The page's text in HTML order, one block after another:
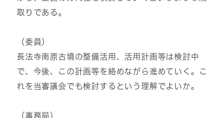
取りである。
（委員）
長法寺南原古墳の整備活用、活用計画等は検討中
で、今後、この計画等を絡めながら進めていく。こ
れを当審議会でも検討するという理解でよいか。
（事務局）